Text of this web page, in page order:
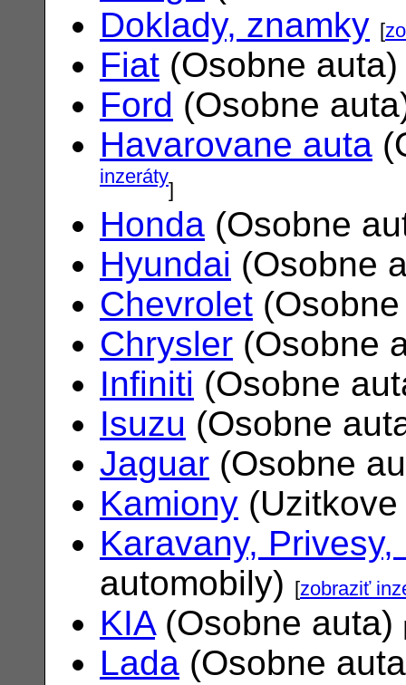
Doklady, znamky [
Fiat (Osobne
Ford (Osobne
Havarovane auta
inzeráty]
Honda (Osobne
Hyundai (Osobne
Chevrolet
Chrysler (Osobne
Infiniti (Osobne
Isuzu (Osobne
Jaguar (Osobne
Kamiony
Karavany, Privesy,
automobily)
[zobraziť
KIA(Osobne auta)
Lada (Osobne